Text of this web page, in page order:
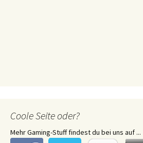
Coole Seite oder?
Mehr Gaming-Stuff findest du bei uns auf ...